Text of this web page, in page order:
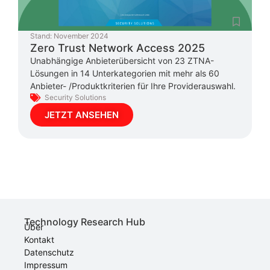
Stand: November 2024
Zero Trust Network Access 2025
Unabhängige Anbieterübersicht von 23 ZTNA-
Lösungen in 14 Unterkategorien mit mehr als 60
Anbieter- /Produktkriterien für Ihre Providerauswahl.
Security Solutions
JETZT ANSEHEN
Technology Research Hub
Über
Kontakt
Datenschutz
Impressum